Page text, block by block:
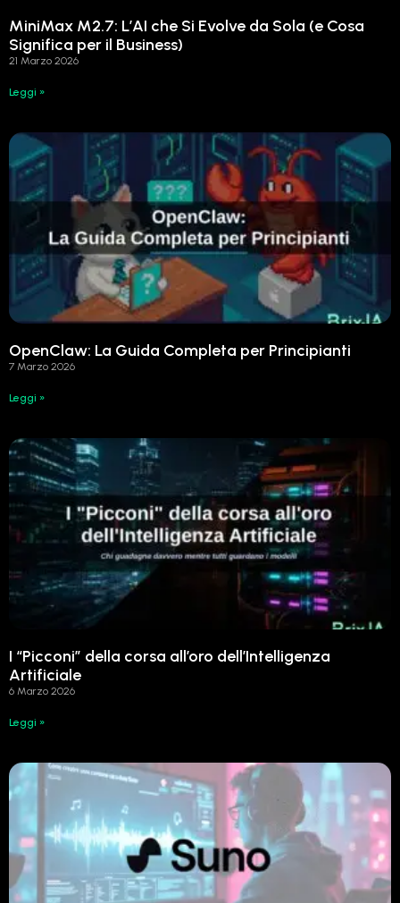
MiniMax M2.7: L’AI che Si Evolve da Sola (e Cosa
Significa per il Business)
21 Marzo 2026
Leggi »
OpenClaw: La Guida Completa per Principianti
7 Marzo 2026
Leggi »
I “Picconi” della corsa all’oro dell’Intelligenza
Artificiale
6 Marzo 2026
Leggi »